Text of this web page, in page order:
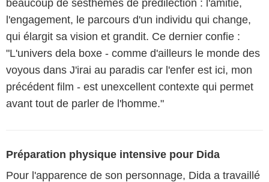
beaucoup de sesthèmes de prédilection : l'amitié,
l'engagement, le parcours d'un individu qui change,
qui élargit sa vision et grandit. Ce dernier confie :
"L'univers dela boxe - comme d'ailleurs le monde des
voyous dans J'irai au paradis car l'enfer est ici, mon
précédent film - est unexcellent contexte qui permet
avant tout de parler de l'homme."
Préparation physique intensive pour Dida
Pour l'apparence de son personnage, Dida a travaillé